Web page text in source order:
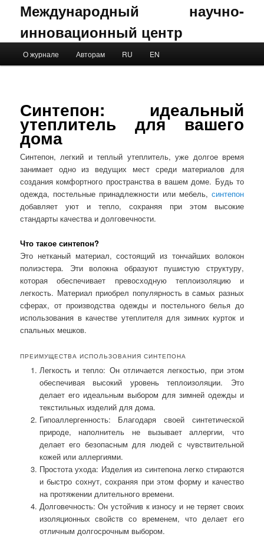
Международный научно-
инновационный центр
Skip to primary content
Skip to secondary content
О журнале Авторам RU EN
Синтепон: идеальный
утеплитель для вашего
дома
Синтепон, легкий и теплый утеплитель, уже долгое время
занимает одно из ведущих мест среди материалов для
создания комфортного пространства в вашем доме. Будь то
одежда, постельные принадлежности или мебель, синтепон
добавляет уют и тепло, сохраняя при этом высокие
стандарты качества и долговечности.
Что такое синтепон?
Это нетканый материал, состоящий из тончайших волокон
полиэстера. Эти волокна образуют пушистую структуру,
которая обеспечивает превосходную теплоизоляцию и
легкость. Материал приобрел популярность в самых разных
сферах, от производства одежды и постельного белья до
использования в качестве утеплителя для зимних курток и
спальных мешков.
ПРЕИМУЩЕСТВА ИСПОЛЬЗОВАНИЯ СИНТЕПОНА
Легкость и тепло: Он отличается легкостью, при этом
обеспечивая высокий уровень теплоизоляции. Это
делает его идеальным выбором для зимней одежды и
текстильных изделий для дома.
Гипоаллергенность: Благодаря своей синтетической
природе, наполнитель не вызывает аллергии, что
делает его безопасным для людей с чувствительной
кожей или аллергиями.
Простота ухода: Изделия из синтепона легко стираются
и быстро сохнут, сохраняя при этом форму и качество
на протяжении длительного времени.
Долговечность: Он устойчив к износу и не теряет своих
изоляционных свойств со временем, что делает его
отличным долгосрочным выбором.